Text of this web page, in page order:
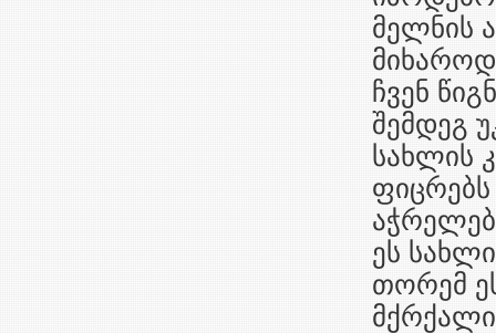
მელნის
ჩვენ
შემდეგ
სახლის
ეს
თორემ